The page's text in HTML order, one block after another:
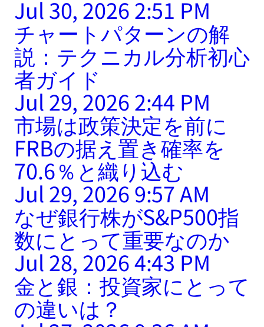
Jul 30, 2026 2:51 PM
チャートパターンの解
説：テクニカル分析初心
者ガイド
Jul 29, 2026 2:44 PM
市場は政策決定を前に
FRBの据え置き確率を
70.6％と織り込む
Jul 29, 2026 9:57 AM
なぜ銀行株がS&P500指
数にとって重要なのか
Jul 28, 2026 4:43 PM
金と銀：投資家にとって
の違いは？